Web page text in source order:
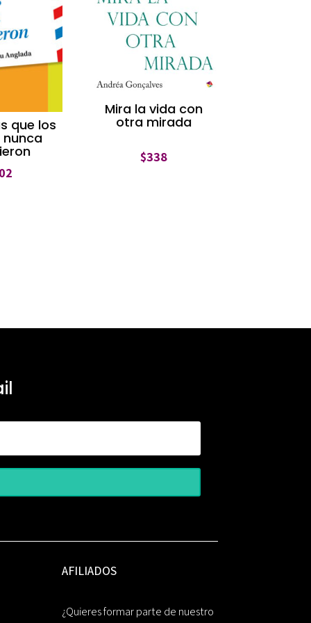
que los
Mira la vida con
otra mirada
$338
AFILIADOS
¿Quieres formar parte de nuestro